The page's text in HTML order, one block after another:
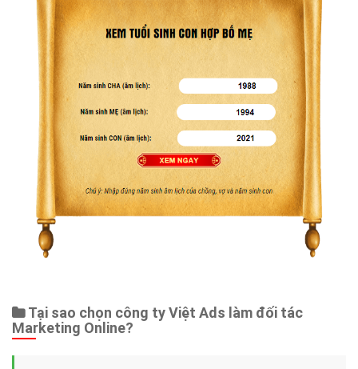
Tại sao chọn công ty Việt Ads làm đối tác
Marketing Online?